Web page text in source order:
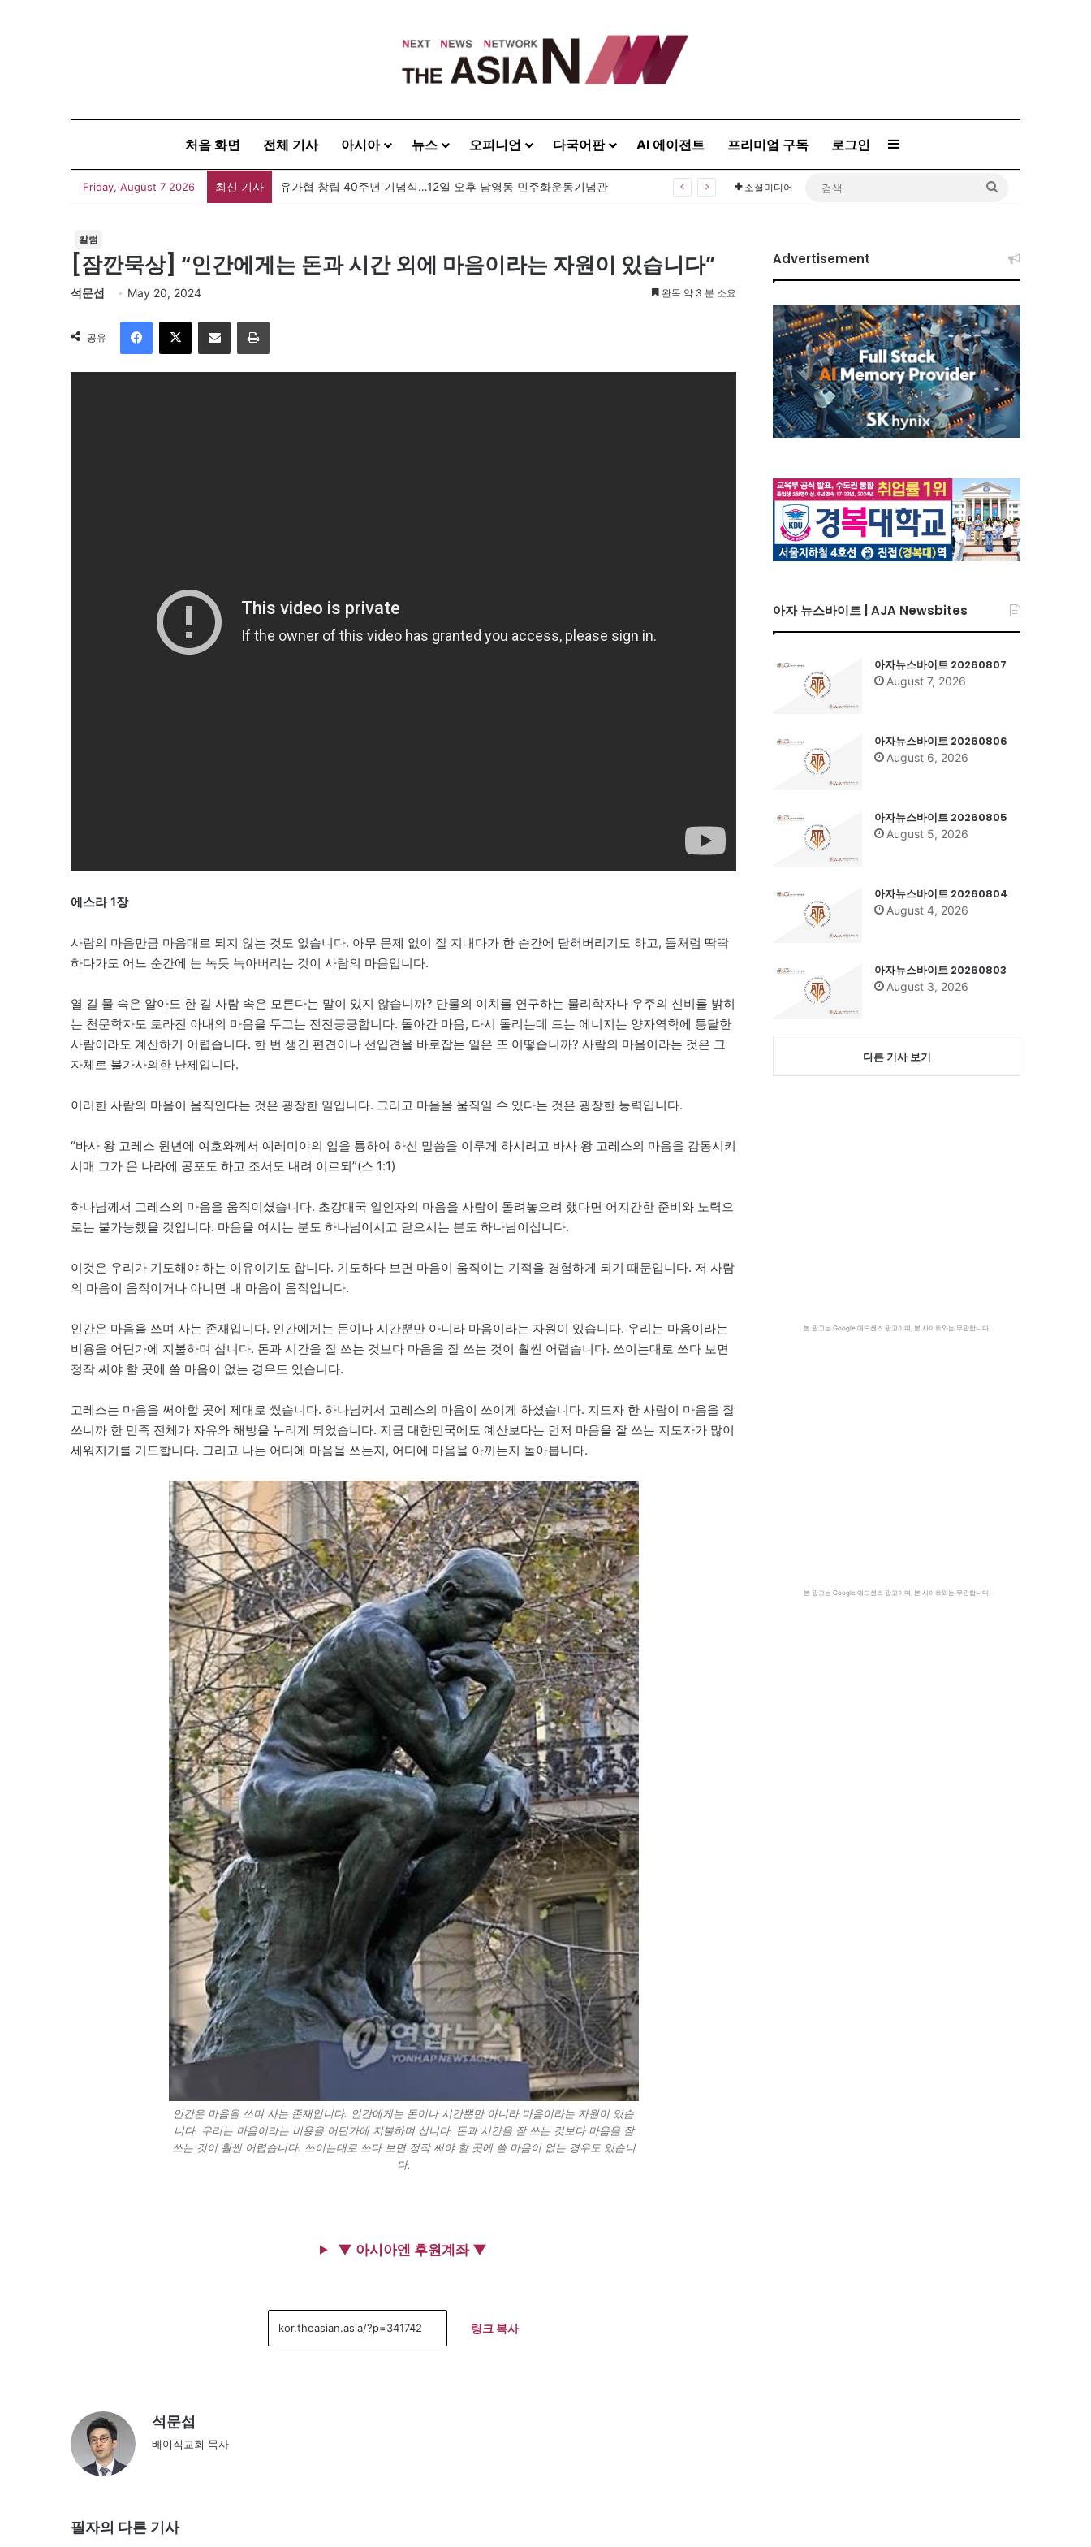
처음 화면 전체 기사 아시아 뉴스 오피니언 다국어판 AI 에이전트 프리미엄 구독 로그인 Sidebar
Friday, August 7 2026 최신 기사 유가협 창립 40주년 기념식…12일 오후 남영동 민주화운동기념관 소셜미디어
칼럼
[잠깐묵상] “인간에게는 돈과 시간 외에 마음이라는 자원이 있습니다”
석문섭 May 20, 2024 완독 약 3 분 소요
공유
이메일
에스라 1장
사람의 마음만큼 마음대로 되지 않는 것도 없습니다. 아무 문제 없이 잘 지내다가 한 순간에 닫혀버리기도 하고, 돌처럼 딱딱
하다가도 어느 순간에 눈 녹듯 녹아버리는 것이 사람의 마음입니다.
열 길 물 속은 알아도 한 길 사람 속은 모른다는 말이 있지 않습니까? 만물의 이치를 연구하는 물리학자나 우주의 신비를 밝히
는 천문학자도 토라진 아내의 마음을 두고는 전전긍긍합니다. 돌아간 마음, 다시 돌리는데 드는 에너지는 양자역학에 통달한
사람이라도 계산하기 어렵습니다. 한 번 생긴 편견이나 선입견을 바로잡는 일은 또 어떻습니까? 사람의 마음이라는 것은 그
자체로 불가사의한 난제입니다.
이러한 사람의 마음이 움직인다는 것은 굉장한 일입니다. 그리고 마음을 움직일 수 있다는 것은 굉장한 능력입니다.
“바사 왕 고레스 원년에 여호와께서 예레미야의 입을 통하여 하신 말씀을 이루게 하시려고 바사 왕 고레스의 마음을 감동시키
시매 그가 온 나라에 공포도 하고 조서도 내려 이르되”(스 1:1)
하나님께서 고레스의 마음을 움직이셨습니다. 초강대국 일인자의 마음을 사람이 돌려놓으려 했다면 어지간한 준비와 노력으
로는 불가능했을 것입니다. 마음을 여시는 분도 하나님이시고 닫으시는 분도 하나님이십니다.
이것은 우리가 기도해야 하는 이유이기도 합니다. 기도하다 보면 마음이 움직이는 기적을 경험하게 되기 때문입니다. 저 사람
의 마음이 움직이거나 아니면 내 마음이 움직입니다.
인간은 마음을 쓰며 사는 존재입니다. 인간에게는 돈이나 시간뿐만 아니라 마음이라는 자원이 있습니다. 우리는 마음이라는
비용을 어딘가에 지불하며 삽니다. 돈과 시간을 잘 쓰는 것보다 마음을 잘 쓰는 것이 훨씬 어렵습니다. 쓰이는대로 쓰다 보면
정작 써야 할 곳에 쓸 마음이 없는 경우도 있습니다.
고레스는 마음을 써야할 곳에 제대로 썼습니다. 하나님께서 고레스의 마음이 쓰이게 하셨습니다. 지도자 한 사람이 마음을 잘
쓰니까 한 민족 전체가 자유와 해방을 누리게 되었습니다. 지금 대한민국에도 예산보다는 먼저 마음을 잘 쓰는 지도자가 많이
세워지기를 기도합니다. 그리고 나는 어디에 마음을 쓰는지, 어디에 마음을 아끼는지 돌아봅니다.
인간은 마음을 쓰며 사는 존재입니다. 인간에게는 돈이나 시간뿐만 아니라 마음이라는 자원이 있습
니다. 우리는 마음이라는 비용을 어딘가에 지불하며 삽니다. 돈과 시간을 잘 쓰는 것보다 마음을 잘
쓰는 것이 훨씬 어렵습니다. 쓰이는대로 쓰다 보면 정작 써야 할 곳에 쓸 마음이 없는 경우도 있습니
다.
▼ 아시아엔 후원계좌 ▼
링크 복사
석문섭
베이직교회 목사
필자의 다른 기사
Advertisement
아자 뉴스바이트 | AJA Newsbites
아자뉴스바이트 20260807
August 7, 2026
아자뉴스바이트 20260806
August 6, 2026
아자뉴스바이트 20260805
August 5, 2026
아자뉴스바이트 20260804
August 4, 2026
아자뉴스바이트 20260803
August 3, 2026
다른 기사 보기
본 광고는 Google 애드센스 광고이며, 본 사이트와는 무관합니다.
본 광고는 Google 애드센스 광고이며, 본 사이트와는 무관합니다.